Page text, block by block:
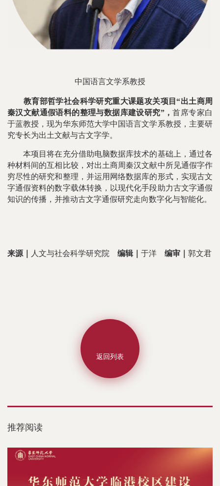
中国语言文学系教授
教育部哲学社会科学研究重大课题攻关项目“出土商周
秦汉文献通假语料的整理与数据库建设研究”，首席专家白
于蓝教授，现为华东师范大学中国语言文学系教授，主要研
究专长为出土文献与古文字学。
本项目将在充分借助电脑数据库技术的基础上，通过各
种材料间的互相比较，对出土商周秦汉文献中所见通假字作
穷尽性的研究和整理，并运用网络数据库的形式，实现古文
字通假资料的数字载体转换，以现代化手段助力古文字通假
知识的传播，并推动古文字通假研究走向数字化与智能化。
来源｜ 人文与社会科学研究院 编辑｜ 于洋 编审｜ 郭文君
返回列表
推荐阅读